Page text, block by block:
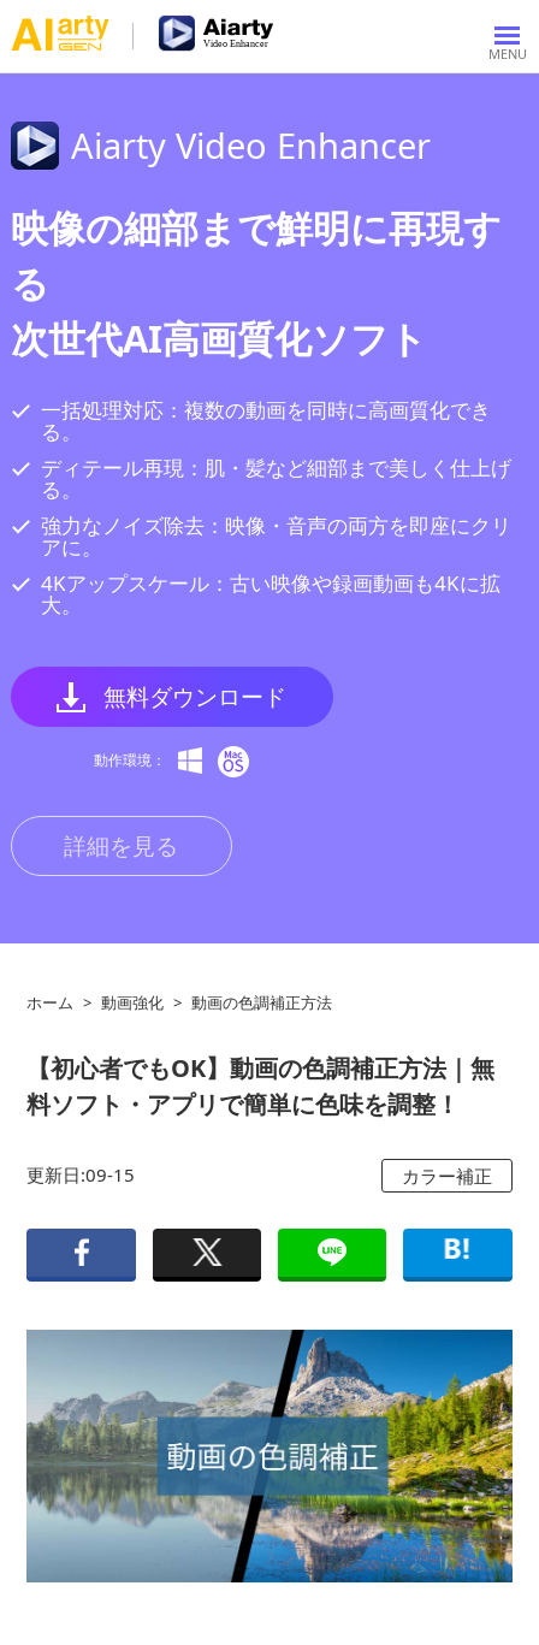
Aiarty Video Enhancer
映像の細部まで鮮明に再現す
る
次世代AI高画質化ソフト
一括処理対応：複数の動画を同時に高画質化でき
る。
ディテール再現：肌・髪など細部まで美しく仕上げ
る。
強力なノイズ除去：映像・音声の両方を即座にクリ
アに。
4Kアップスケール：古い映像や録画動画も4Kに拡
大。
無料ダウンロード
動作環境：
詳細を見る
ホーム > 動画強化 > 動画の色調補正方法
【初心者でもOK】動画の色調補正方法｜無
料ソフト・アプリで簡単に色味を調整！
更新日:09-15 カラー補正